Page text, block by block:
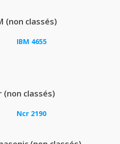
(non classés)
IBM 4655
(non classés)
Ncr 2190